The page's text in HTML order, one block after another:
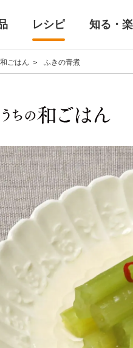
レシピ 知る・
ごはん ふきの青煮